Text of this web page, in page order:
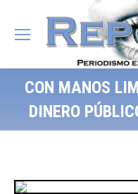
CON MANOS
DINERO